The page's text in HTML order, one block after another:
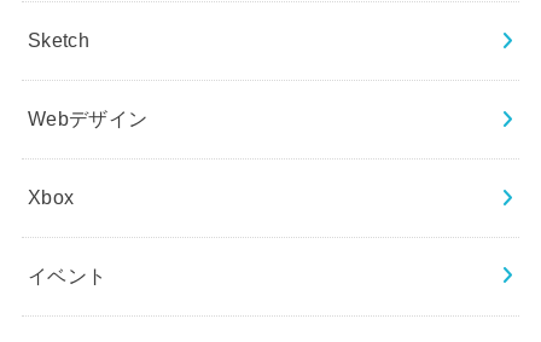
Sketch
Webデザイン
Xbox
イベント